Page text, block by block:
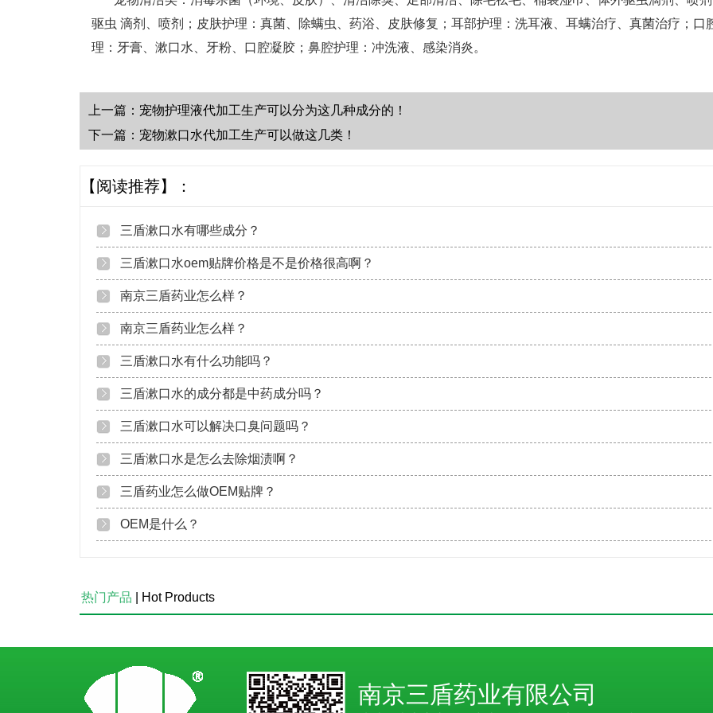
驱虫 滴剂、喷剂 ； 皮肤护理：真菌、除螨虫、药浴、皮肤修复 ； 耳部护理：洗耳液、耳螨治疗、真菌治疗 ； 口
理：牙膏、漱口水、牙粉、口腔凝胶 ； 鼻腔护理：冲洗液、感染消炎。
上一篇： 宠物护理液代加工生产可以分为这几种成分的！
下一篇： 宠物漱口水代加工生产可以做这几类！
【阅读推荐】：
三盾漱口水有哪些成分？
三盾漱口水oem贴牌价格是不是价格很高啊？
南京三盾药业怎么样？
南京三盾药业怎么样？
三盾漱口水有什么功能吗？
三盾漱口水的成分都是中药成分吗？
三盾漱口水可以解决口臭问题吗？
三盾漱口水是怎么去除烟渍啊？
三盾药业怎么做OEM贴牌？
OEM是什么？
热门产品 | Hot Products
南京三盾药业有限公司